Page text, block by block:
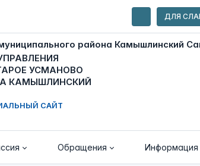
ДЛЯ
УСМАНОВО
КАМЫШЛИНСКИЙ
САЙТ
Обращения Информация